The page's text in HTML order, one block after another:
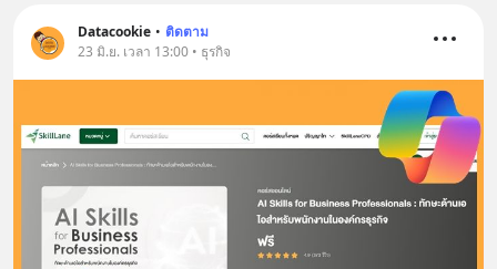
Datacookie • ติดตาม
23 มิ.ย. เวลา 13:00 • ธุรกิจ